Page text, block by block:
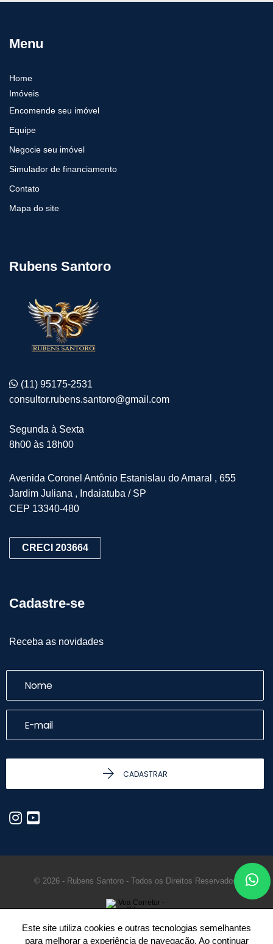
Menu
Home
Imóveis
Encomende seu imóvel
Equipe
Negocie seu imóvel
Simulador de financiamento
Contato
Mapa do site
Rubens Santoro
(11) 95175-2531
consultor.rubens.santoro@gmail.com
Segunda à Sexta
8h00 às 18h00
Avenida Coronel Antônio Estanislau do Amaral , 655
Jardim Juliana , Indaiatuba / SP
CEP 13340-480
CRECI 203664
Cadastre-se
Receba as novidades
CADASTRAR
© 2026 - Rubens Santoro - Todos os Direitos Reservados.
Este site utiliza cookies e outras tecnologias semelhantes
para melhorar a experiência de navegação. Ao continuar